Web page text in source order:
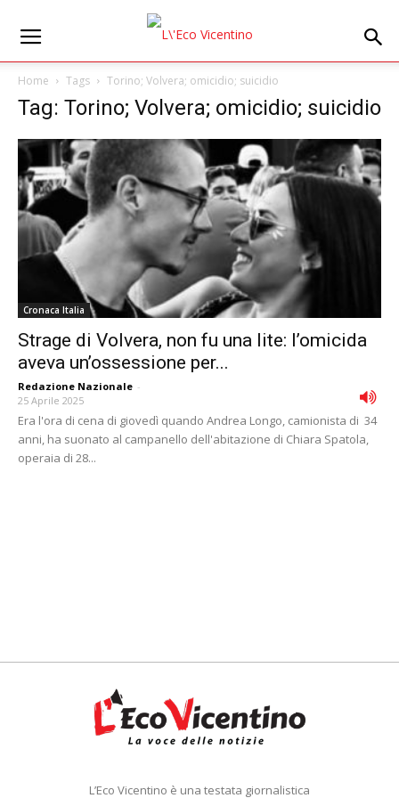
Home Tags Torino; Volvera; omicidio; suicidio
Tag: Torino; Volvera; omicidio; suicidio
Cronaca Italia
Strage di Volvera, non fu una lite: l’omicida
aveva un’ossessione per...
Redazione Nazionale -
25 Aprile 2025
Era l'ora di cena di giovedì quando Andrea Longo, camionista di 34
anni, ha suonato al campanello dell'abitazione di Chiara Spatola,
operaia di 28...
L’Eco Vicentino è una testata giornalistica